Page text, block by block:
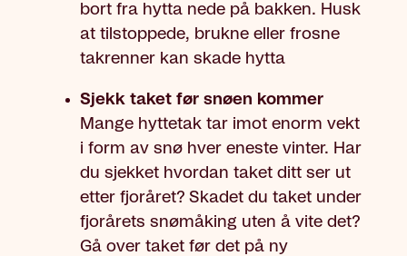
bort fra hytta nede på bakken. Husk
at tilstoppede, brukne eller frosne
takrenner kan skade hytta
Sjekk taket før snøen kommer
Mange hyttetak tar imot enorm vekt
i form av snø hver eneste vinter. Har
du sjekket hvordan taket ditt ser ut
etter fjoråret? Skadet du taket under
fjorårets snømåking uten å vite det?
Gå over taket før det på ny